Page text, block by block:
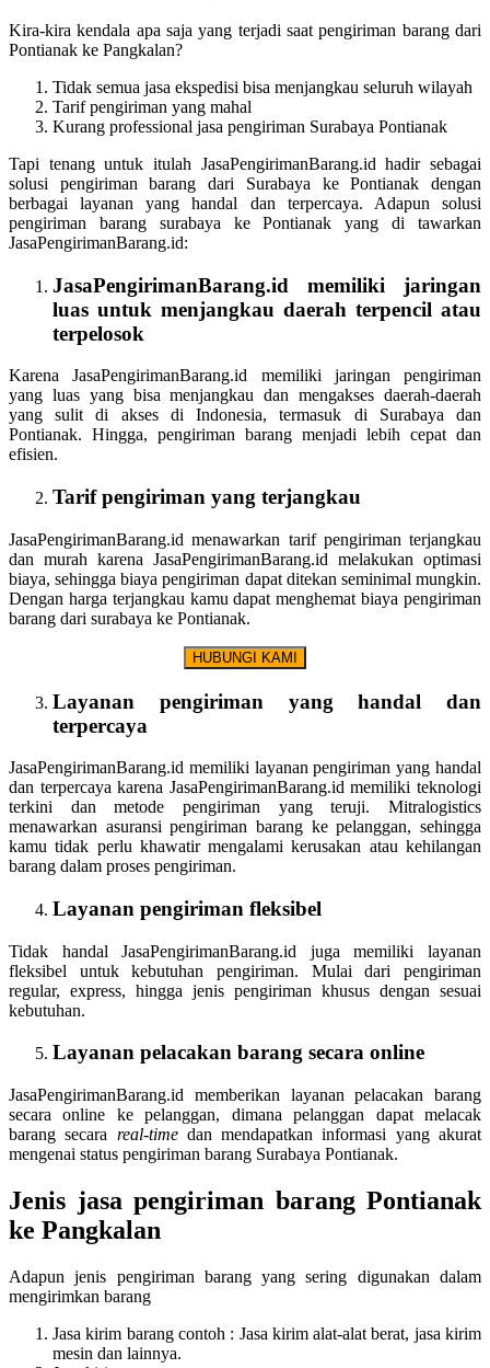
Kira-kira kendala apa saja yang terjadi saat pengiriman barang dari
Pontianak ke Pangkalan?
Tidak semua jasa ekspedisi bisa menjangkau seluruh wilayah
Tarif pengiriman yang mahal
Kurang professional jasa pengiriman Surabaya Pontianak
Tapi tenang untuk itulah JasaPengirimanBarang.id hadir sebagai
solusi pengiriman barang dari Surabaya ke Pontianak dengan
berbagai layanan yang handal dan terpercaya. Adapun solusi
pengiriman barang surabaya ke Pontianak yang di tawarkan
JasaPengirimanBarang.id:
JasaPengirimanBarang.id memiliki jaringan
luas untuk menjangkau daerah terpencil atau
terpelosok
Karena JasaPengirimanBarang.id memiliki jaringan pengiriman
yang luas yang bisa menjangkau dan mengakses daerah-daerah
yang sulit di akses di Indonesia, termasuk di Surabaya dan
Pontianak. Hingga, pengiriman barang menjadi lebih cepat dan
efisien.
Tarif pengiriman yang terjangkau
JasaPengirimanBarang.id menawarkan tarif pengiriman terjangkau
dan murah karena JasaPengirimanBarang.id melakukan optimasi
biaya, sehingga biaya pengiriman dapat ditekan seminimal mungkin.
Dengan harga terjangkau kamu dapat menghemat biaya pengiriman
barang dari surabaya ke Pontianak.
HUBUNGI KAMI
Layanan pengiriman yang handal dan
terpercaya
JasaPengirimanBarang.id memiliki layanan pengiriman yang handal
dan terpercaya karena JasaPengirimanBarang.id memiliki teknologi
terkini dan metode pengiriman yang teruji. Mitralogistics
menawarkan asuransi pengiriman barang ke pelanggan, sehingga
kamu tidak perlu khawatir mengalami kerusakan atau kehilangan
barang dalam proses pengiriman.
Layanan pengiriman fleksibel
Tidak handal JasaPengirimanBarang.id juga memiliki layanan
fleksibel untuk kebutuhan pengiriman. Mulai dari pengiriman
regular, express, hingga jenis pengiriman khusus dengan sesuai
kebutuhan.
Layanan pelacakan barang secara online
JasaPengirimanBarang.id memberikan layanan pelacakan barang
secara online ke pelanggan, dimana pelanggan dapat melacak
barang secara real-timedan mendapatkan informasi yang akurat
mengenai status pengiriman barang Surabaya Pontianak.
Jenis jasa pengiriman barang Pontianak
ke Pangkalan
Adapun jenis pengiriman barang yang sering digunakan dalam
mengirimkan barang
Jasa kirim barang contoh : Jasa kirim alat-alat berat, jasa kirim
mesin dan lainnya.